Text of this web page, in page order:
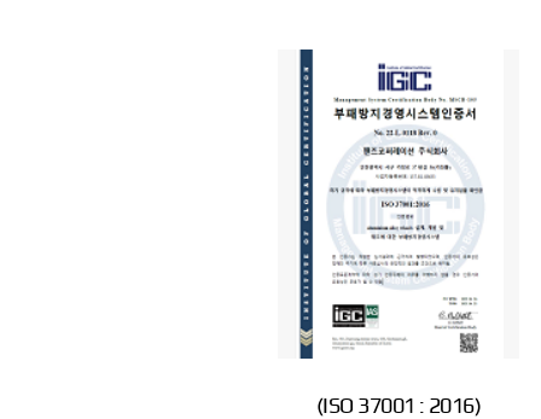
(ISO 37001 : 2016)